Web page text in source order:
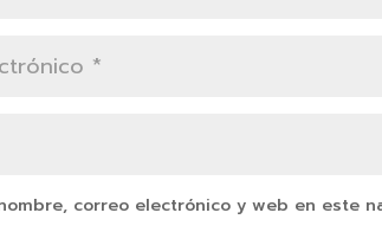
correo electrónico y web en este